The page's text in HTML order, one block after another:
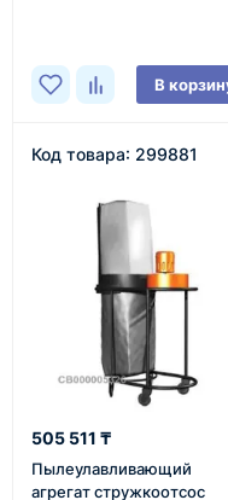
В
Код товара: 299881
505 511 ₸
Пылеулавливающий
агрегат стружкоотсос